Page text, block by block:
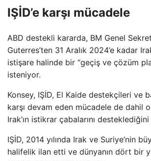
IŞİD’e karşı mücadele
ABD destekli kararda, BM Genel
Guterres’ten 31 Aralık 2024’e kadar
istişare halinde bir “geçiş ve çözüm
isteniyor.
Konsey, IŞİD, El Kaide destekçileri ve
karşı devam eden mücadele de dahil
Irak’ın istikrar çabalarını
IŞİD, 2014 yılında Irak ve Suriye’nin
halifelik ilan etti ve dünyanın dört bir